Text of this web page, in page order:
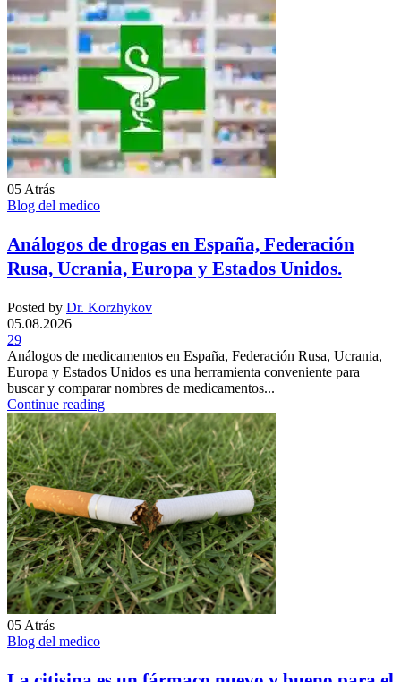
05 Atrás
Blog del medico
Análogos de drogas en España, Federación
Rusa, Ucrania, Europa y Estados Unidos.
Posted by Dr. Korzhykov
05.08.2026
29
Análogos de medicamentos en España, Federación Rusa, Ucrania,
Europa y Estados Unidos es una herramienta conveniente para
buscar y comparar nombres de medicamentos...
Continue reading
05 Atrás
Blog del medico